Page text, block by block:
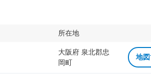
所在地
大阪府 泉北郡忠
岡町
地